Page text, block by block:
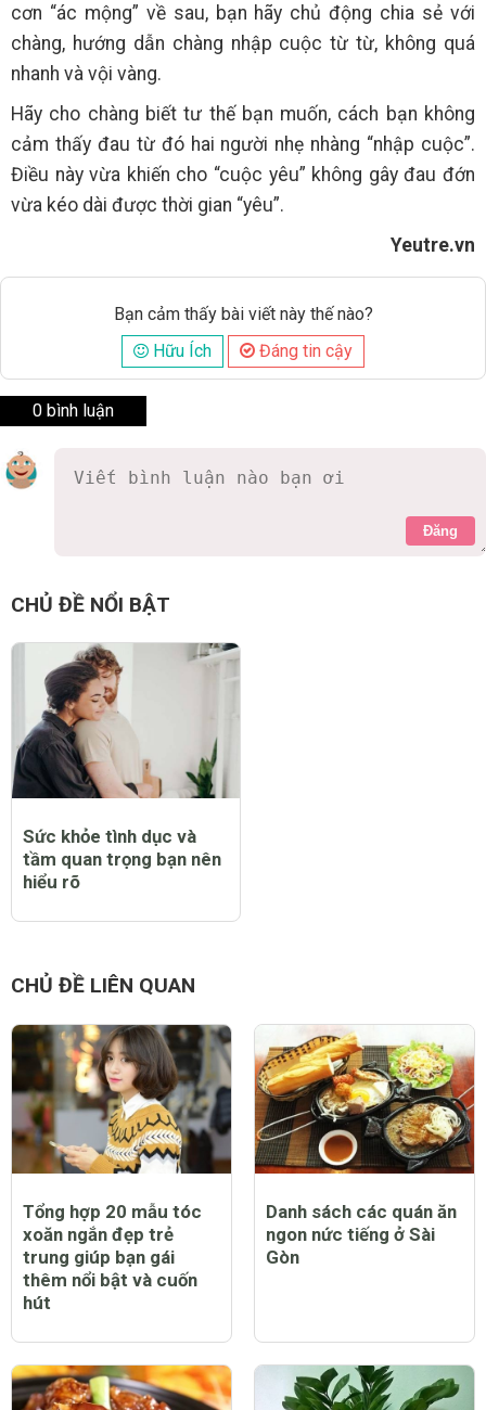
cơn “ác mộng” về sau, bạn hãy chủ động chia sẻ với
chàng, hướng dẫn chàng nhập cuộc từ từ, không quá
nhanh và vội vàng.
Hãy cho chàng biết tư thế bạn muốn, cách bạn không
cảm thấy đau từ đó hai người nhẹ nhàng “nhập cuộc”.
Điều này vừa khiến cho “cuộc yêu” không gây đau đớn
vừa kéo dài được thời gian “yêu”.
Yeutre.vn
Bạn cảm thấy bài viết này thế nào?
Hữu Ích
Đáng tin cậy
0 bình luận
Đăng
CHỦ ĐỀ NỔI BẬT
Sức khỏe tình dục và
tầm quan trọng bạn nên
hiểu rõ
CHỦ ĐỀ LIÊN QUAN
Tổng hợp 20 mẫu tóc
xoăn ngắn đẹp trẻ
trung giúp bạn gái
thêm nổi bật và cuốn
hút
Danh sách các quán ăn
ngon nức tiếng ở Sài
Gòn